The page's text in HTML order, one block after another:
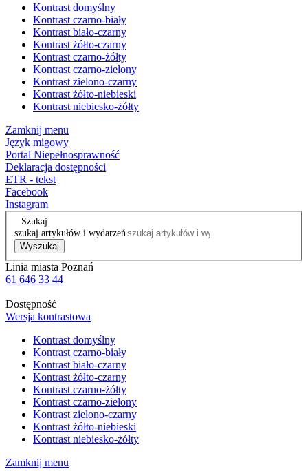
Kontrast domyślny
Kontrast czarno-biały
Kontrast biało-czarny
Kontrast żółto-czarny
Kontrast czarno-żółty
Kontrast czarno-zielony
Kontrast zielono-czarny
Kontrast żółto-niebieski
Kontrast niebiesko-żółty
Zamknij menu
Język migowy
Portal Niepełnosprawność
Deklaracja dostępności
ETR - tekst
Facebook
Instagram
Szukaj
szukaj artykułów i wydarzeń
Wyszukaj
Linia miasta Poznań
61 646 33 44
Dostępność
Wersja kontrastowa
Kontrast domyślny
Kontrast czarno-biały
Kontrast biało-czarny
Kontrast żółto-czarny
Kontrast czarno-żółty
Kontrast czarno-zielony
Kontrast zielono-czarny
Kontrast żółto-niebieski
Kontrast niebiesko-żółty
Zamknij menu